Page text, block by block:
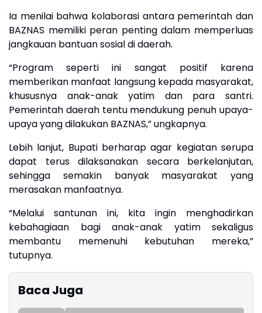
Ia menilai bahwa kolaborasi antara pemerintah dan
BAZNAS memiliki peran penting dalam memperluas
jangkauan bantuan sosial di daerah.
“Program seperti ini sangat positif karena
memberikan manfaat langsung kepada masyarakat,
khususnya anak-anak yatim dan para santri.
Pemerintah daerah tentu mendukung penuh upaya-
upaya yang dilakukan BAZNAS,” ungkapnya.
Lebih lanjut, Bupati berharap agar kegiatan serupa
dapat terus dilaksanakan secara berkelanjutan,
sehingga semakin banyak masyarakat yang
merasakan manfaatnya.
“Melalui santunan ini, kita ingin menghadirkan
kebahagiaan bagi anak-anak yatim sekaligus
membantu memenuhi kebutuhan mereka,”
tutupnya.
Baca Juga